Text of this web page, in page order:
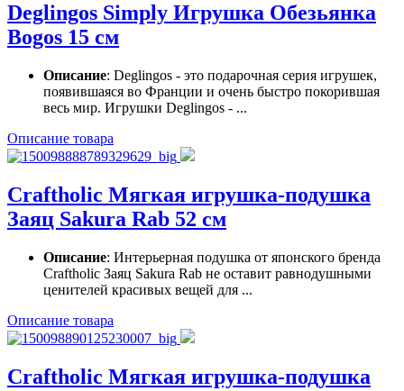
Deglingos Simply Игрушка Обезьянка
Bogos 15 см
Описание: Deglingos - это подарочная серия игрушек,
появившаяся во Франции и очень быстро покорившая
весь мир. Игрушки Deglingos - ...
Описание товара
Craftholic Мягкая игрушка-подушка
Заяц Sakura Rab 52 см
Описание: Интерьерная подушка от японского бренда
Craftholic Заяц Sakura Rab не оставит равнодушными
ценителей красивых вещей для ...
Описание товара
Craftholic Мягкая игрушка-подушка